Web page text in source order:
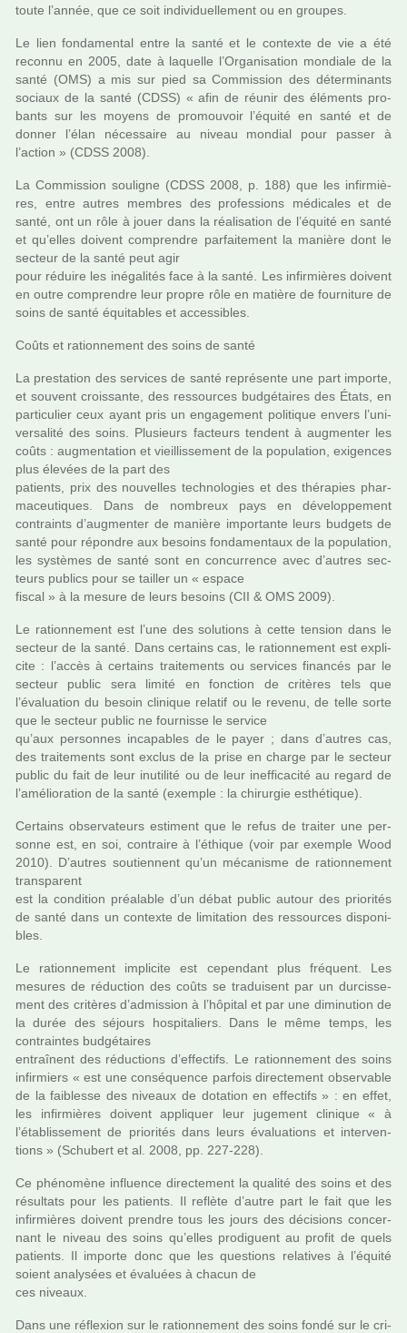
toute l’année, que ce soit indi­vi­duel­le­ment ou en grou­pes.
Le lien fon­da­men­tal entre la santé et le contexte de vie a été
reconnu en 2005, date à laquelle l’Organisation mon­diale de la
santé (OMS) a mis sur pied sa Commission des déter­mi­nants
sociaux de la santé (CDSS) « afin de réunir des éléments pro­
bants sur les moyens de pro­mou­voir l’équité en santé et de
donner l’élan néces­saire au niveau mon­dial pour passer à
l’action » (CDSS 2008).
La Commission sou­li­gne (CDSS 2008, p. 188) que les infir­miè­
res, entre autres mem­bres des pro­fes­sions médi­ca­les et de
santé, ont un rôle à jouer dans la réa­li­sa­tion de l’équité en santé
et qu’elles doi­vent com­pren­dre par­fai­te­ment la manière dont le
sec­teur de la santé peut agir
pour réduire les iné­ga­li­tés face à la santé. Les infir­miè­res doi­vent
en outre com­pren­dre leur propre rôle en matière de four­ni­ture de
soins de santé équitables et acces­si­bles.
Coûts et ration­ne­ment des soins de santé
La pres­ta­tion des ser­vi­ces de santé repré­sente une part importe,
et sou­vent crois­sante, des res­sour­ces bud­gé­tai­res des États, en
par­ti­cu­lier ceux ayant pris un enga­ge­ment poli­ti­que envers l’uni­
ver­sa­lité des soins. Plusieurs fac­teurs ten­dent à aug­men­ter les
coûts : aug­men­ta­tion et vieillis­se­ment de la popu­la­tion, exi­gen­ces
plus élevées de la part des
patients, prix des nou­vel­les tech­no­lo­gies et des thé­ra­pies phar­
ma­ceu­ti­ques. Dans de nom­breux pays en déve­lop­pe­ment
contraints d’aug­men­ter de manière impor­tante leurs bud­gets de
santé pour répon­dre aux besoins fon­da­men­taux de la popu­la­tion,
les sys­tè­mes de santé sont en concur­rence avec d’autres sec­
teurs publics pour se tailler un « espace
fiscal » à la mesure de leurs besoins (CII & OMS 2009).
Le ration­ne­ment est l’une des solu­tions à cette ten­sion dans le
sec­teur de la santé. Dans cer­tains cas, le ration­ne­ment est expli­
cite : l’accès à cer­tains trai­te­ments ou ser­vi­ces finan­cés par le
sec­teur public sera limité en fonc­tion de cri­tè­res tels que
l’évaluation du besoin cli­ni­que rela­tif ou le revenu, de telle sorte
que le sec­teur public ne four­nisse le ser­vice
qu’aux per­son­nes inca­pa­bles de le payer ; dans d’autres cas,
des trai­te­ments sont exclus de la prise en charge par le sec­teur
public du fait de leur inu­ti­lité ou de leur inef­fi­ca­cité au regard de
l’amé­lio­ra­tion de la santé (exem­ple : la chi­rur­gie esthé­ti­que).
Certains obser­va­teurs esti­ment que le refus de trai­ter une per­
sonne est, en soi, contraire à l’éthique (voir par exem­ple Wood
2010). D’autres sou­tien­nent qu’un méca­nisme de ration­ne­ment
trans­pa­rent
est la condi­tion préa­la­ble d’un débat public autour des prio­ri­tés
de santé dans un contexte de limi­ta­tion des res­sour­ces dis­po­ni­
bles.
Le ration­ne­ment impli­cite est cepen­dant plus fré­quent. Les
mesu­res de réduc­tion des coûts se tra­dui­sent par un dur­cis­se­
ment des cri­tè­res d’admis­sion à l’hôpi­tal et par une dimi­nu­tion de
la durée des séjours hos­pi­ta­liers. Dans le même temps, les
contrain­tes bud­gé­tai­res
entraî­nent des réduc­tions d’effec­tifs. Le ration­ne­ment des soins
infir­miers « est une consé­quence par­fois direc­te­ment obser­va­ble
de la fai­blesse des niveaux de dota­tion en effec­tifs » : en effet,
les infir­miè­res doi­vent appli­quer leur juge­ment cli­ni­que « à
l’établissement de prio­ri­tés dans leurs évaluations et inter­ven­
tions » (Schubert et al. 2008, pp. 227-228).
Ce phé­no­mène influence direc­te­ment la qua­lité des soins et des
résul­tats pour les patients. Il reflète d’autre part le fait que les
infir­miè­res doi­vent pren­dre tous les jours des déci­sions concer­
nant le niveau des soins qu’elles pro­di­guent au profit de quels
patients. Il importe donc que les ques­tions rela­ti­ves à l’équité
soient ana­ly­sées et évaluées à chacun de
ces niveaux.
Dans une réflexion sur le ration­ne­ment des soins fondé sur le cri­